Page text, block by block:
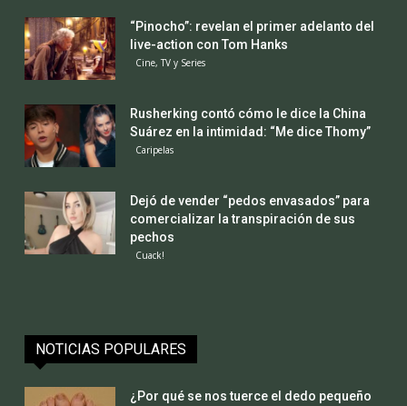
“Pinocho”: revelan el primer adelanto del
live-action con Tom Hanks
Cine, TV y Series
Rusherking contó cómo le dice la China
Suárez en la intimidad: “Me dice Thomy”
Caripelas
Dejó de vender “pedos envasados” para
comercializar la transpiración de sus
pechos
Cuack!
NOTICIAS POPULARES
¿Por qué se nos tuerce el dedo pequeño